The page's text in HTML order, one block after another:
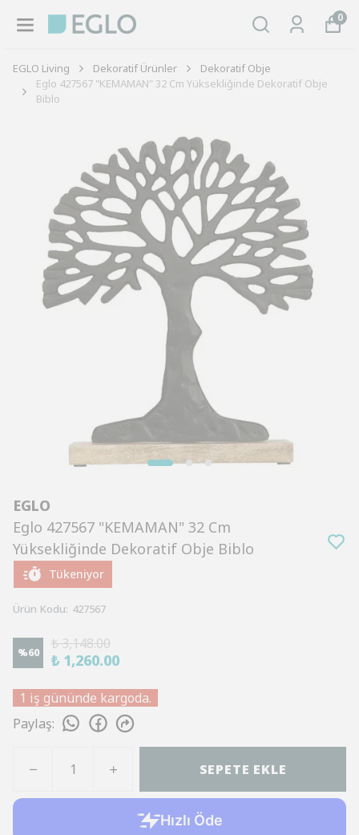
0
EGLO Living Dekoratif Ürünler
Dekoratif Obje
Eglo 427567 "KEMAMAN" 32 Cm Yüksekliğinde Dekoratif Obje
Biblo
EGLO
Eglo 427567 "KEMAMAN" 32 Cm
Yüksekliğinde Dekoratif Obje Biblo
Tükeniyor
Ürün Kodu: 427567
%60
₺ 3,148.00
₺ 1,260.00
1 iş gününde kargoda.
Paylaş:
SEPETE EKLE